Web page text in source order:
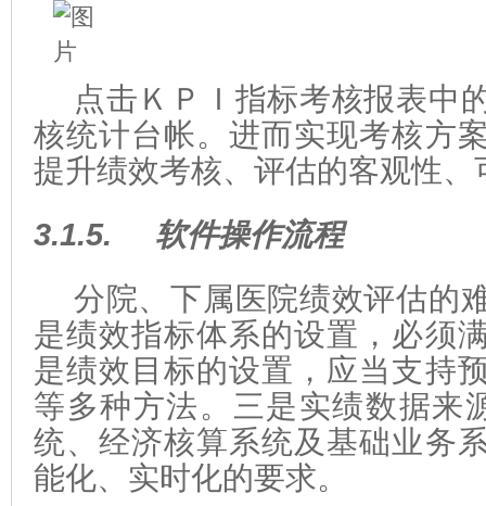
点击ＫＰＩ指标考核报表中
核统计台帐。进而实现考核方
提升绩效考核、评估的客观性、
3.1.5.
软件操作流程
分院、下属医院绩效评估的
是绩效指标体系的设置，必须
是绩效目标的设置，应当支持
等多种方法。三是实绩数据来
统、经济核算系统及基础业务
能化、实时化的要求。